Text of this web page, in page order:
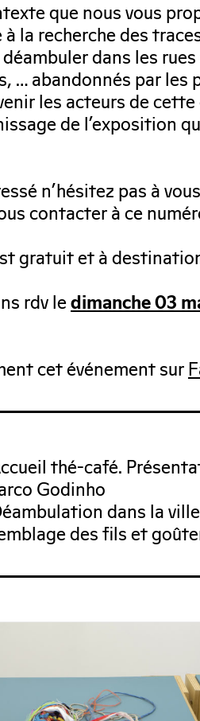
que nous vous
la recherche des
dans les
… abandonnés par les
les acteurs de
de l’exposition
n’hésitez pas à
contacter à ce
gratuit et à
rdv ledimanche 03
cet événement sur
thé-café.
Godinho
dans la
des fils et